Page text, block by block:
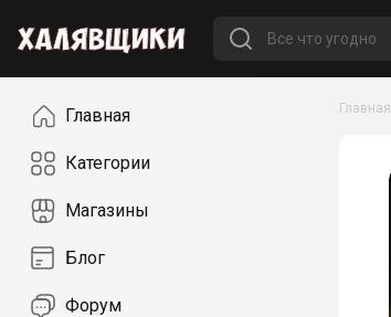
НавигацияГлавная
Категории
Магазины
Блог
Форум
Главная